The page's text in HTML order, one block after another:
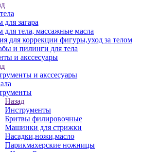
для загара
для тела, массажные масла
для коррекции фигуры,уход за телом
и пилинги для тела
и акссесуары
и акссесуары
Назад
Инструменты
Бритвы филировочные
Машинки для стрижки
Насадки,ножи,масло
Парикмахерские ножницы